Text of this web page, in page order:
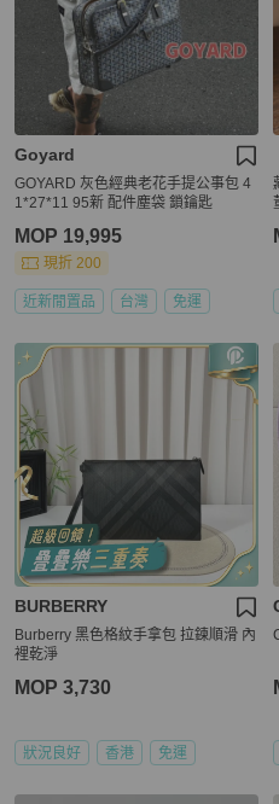
Goyard
GOYARD 灰色經典老花手提公事包 4
1*27*11 95新 配件塵袋 鎖鑰匙
MOP 19,995
現折 200
近新閒置品 台灣 免運
BURBERRY
Burberry 黑色格紋手拿包 拉鍊順滑 內
裡乾淨
MOP 3,730
狀況良好 香港 免運